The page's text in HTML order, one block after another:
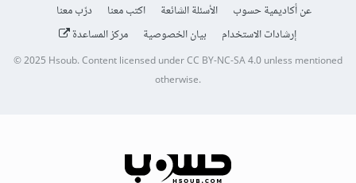
عن أكاديمية حسوب الأسئلة الشائعة اكتب معنا
درّب معنا
إرشادات الاستخدام
بيان الخصوصية مركز المساعدة
© 2025Hsoub.Content licensed underCC BY-NC-SA 4.0unless mentioned
otherwise.